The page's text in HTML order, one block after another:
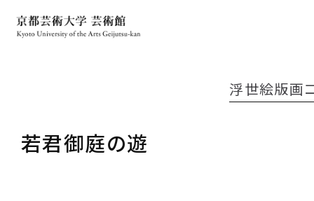
若君御庭の遊
浮世絵版画